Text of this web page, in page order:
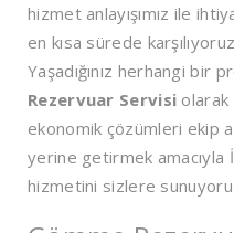
hizmet anlayışımız ile
en kısa sürede
Yaşadığınız herhangi bir
Rezervuar Servisi
ekonomik çözümleri ekip
yerine getirmek
hizmetini sizlere